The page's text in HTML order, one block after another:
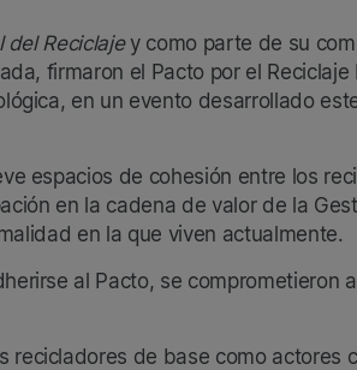
del Reciclajey como parte de su
firmaron el Pacto por el
en un evento desarrollado
espacios de cohesión entre los
en la cadena de valor de la
en la que viven actualmente.
al Pacto, se
recicladores de base como